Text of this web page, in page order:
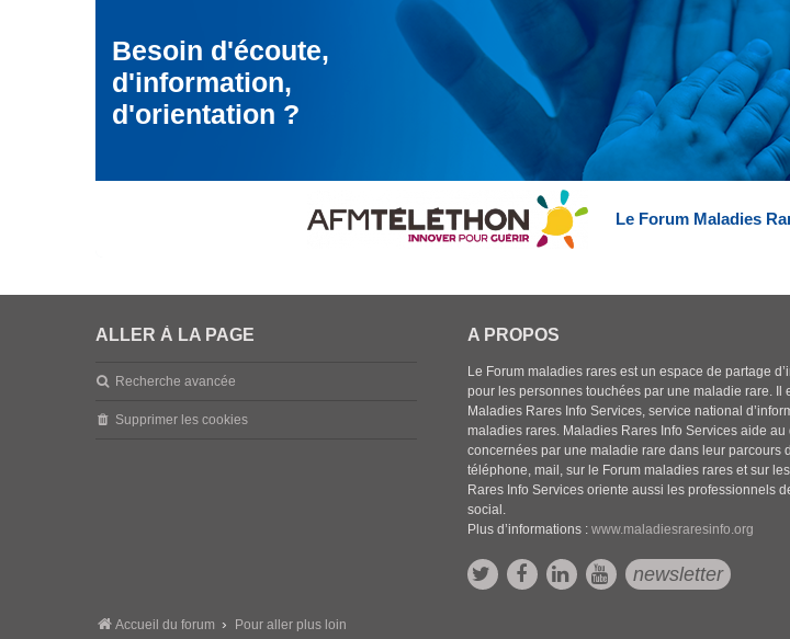
Besoin d'écoute,
d'information,
d'orientation ?
Le Forum Maladies
ALLER À LA PAGE
Recherche avancée
Supprimer les cookies
A PROPOS
Le Forum maladies rares est un espace de partage
pour les personnes touchées par une maladie rare. Il
Maladies Rares Info Services, service national
maladies rares. Maladies Rares Info Services aide
concernées par une maladie rare dans leur parcours
téléphone, mail, sur le Forum maladies rares et sur
Rares Info Services oriente aussi les professionnels
social.
Plus d’informations :www.maladiesraresinfo.org
newsletter
Accueil du forum Pour aller plus loin